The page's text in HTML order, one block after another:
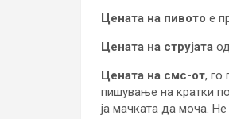
Цената на пивото е
Цената на струјата
Цената на смс-от, го
пишување на кратки
ја мачката да моча. Не